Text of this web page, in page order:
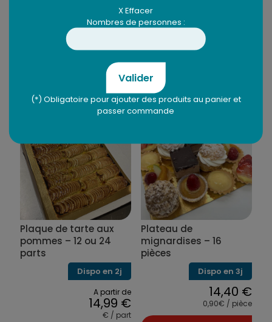
A partir de
26,40€
Choix des options
produit
Les
options
peuvent
être
choisies
sur
la
page
du
Choix des options
produit
Les
options
peuvent
être
choisies
sur
du
Plaque de tarte aux
pommes – 12 ou 24
parts
Dispo en 2j
A partir de
14,99 €
€ / part
Plateau de
mignardises – 16
pièces
Dispo en 3j
14,40 €
0,90€ / pièce
X Effacer
Nombres de personnes :
Valider
(*) Obligatoire pour ajouter des produits au panier et
passer commande